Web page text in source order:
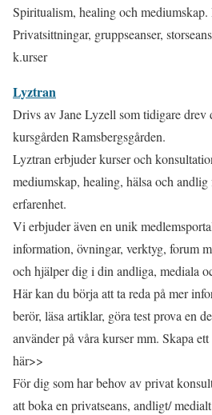
Spiritualism, healing och
Privatsittningar, gruppseanser,
k.urser
Lyztran
Drivs av Jane Lyzell som tidigare drev
kursgården Ramsbergsgården.
Lyztran erbjuder kurser och
mediumskap, healing, hälsa och
erfarenhet.
Vi erbjuder även en unik
information, övningar, verktyg, forum
och hjälper dig i din andliga, mediala
Här kan du börja att ta reda på mer
berör, läsa artiklar, göra test prova en
använder på våra kurser mm. Skapa
här>>
För dig som har behov av privat
att boka en privatseans, andligt/